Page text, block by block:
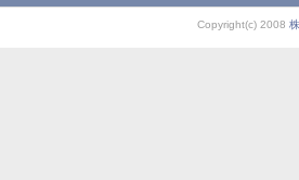
Copyright(c) 2008